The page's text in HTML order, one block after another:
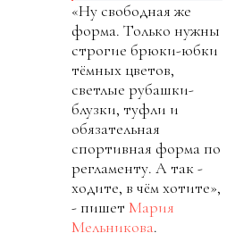
«Ну свободная же
форма. Только нужны
строгие брюки-юбки
тёмных цветов,
светлые рубашки-
блузки, туфли и
обязательная
спортивная форма по
регламенту. А так -
ходите, в чём хотите»,
- пишет Мария
Мельникова.